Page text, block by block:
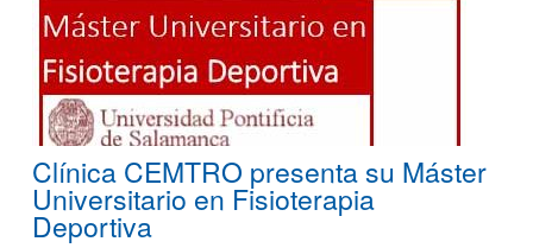
Clínica CEMTRO presenta su Máster
Universitario en Fisioterapia
Deportiva